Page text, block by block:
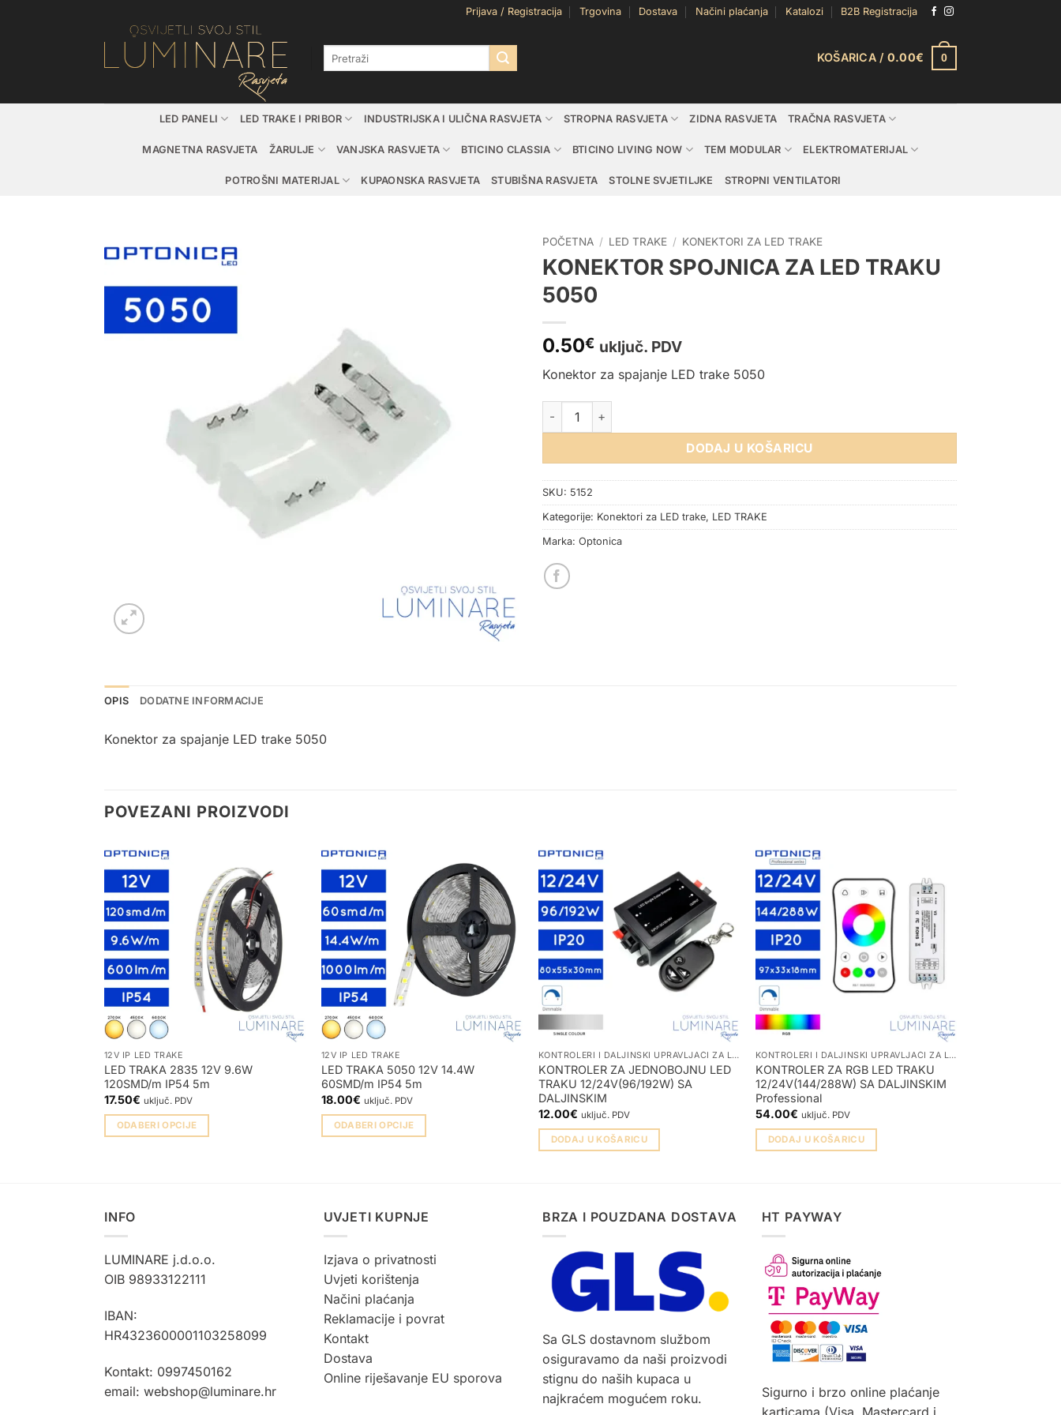
Prijava / Registracija Trgovina Dostava Načini plaćanja Katalozi B2B Registracija
KOŠARICA / 0.00€ 0
LED PANELI LED TRAKE I PRIBOR INDUSTRIJSKA I ULIČNA RASVJETA STROPNA RASVJETA ZIDNA RASVJETA TRAČNA RASVJETA
MAGNETNA RASVJETA ŽARULJE VANJSKA RASVJETA BTICINO CLASSIA BTICINO LIVING NOW TEM MODULAR ELEKTROMATERIJAL
POTROŠNI MATERIJAL KUPAONSKA RASVJETA STUBIŠNA RASVJETA STOLNE SVJETILJKE STROPNI VENTILATORI
POČETNA / LED TRAKE / KONEKTORI ZA LED TRAKE
KONEKTOR SPOJNICA ZA LED TRAKU
5050
0.50€ uključ. PDV
Konektor za spajanje LED trake 5050
KONEKTOR SPOJNICA ZA LED TRAKU 5050 količina
DODAJ U KOŠARICU
SKU: 5152
Kategorije: Konektori za LED trake, LED TRAKE
Marka: Optonica
OPIS DODATNE INFORMACIJE
Konektor za spajanje LED trake 5050
POVEZANI PROIZVODI
12V IP LED TRAKE
LED TRAKA 2835 12V 9.6W
120SMD/m IP54 5m
17.50€ uključ. PDV
ODABERI OPCIJE
varijanti.
Opcije
se
mogu
na
12V IP LED TRAKE
LED TRAKA 5050 12V 14.4W
60SMD/m IP54 5m
18.00€ uključ. PDV
ODABERI OPCIJE
varijanti.
Opcije
se
mogu
odabrati
stranici
proizvoda
KONTROLERI I DALJINSKI UPRAVLJAČI ZA LED TRAKE
KONTROLER ZA JEDNOBOJNU LED
TRAKU 12/24V(96/192W) SA
DALJINSKIM
12.00€ uključ. PDV
DODAJ U KOŠARICU
KONTROLERI I DALJINSKI UPRAVLJAČI ZA LED TRAKE
KONTROLER ZA RGB LED TRAKU
12/24V(144/288W) SA DALJINSKIM
Professional
54.00€ uključ. PDV
DODAJ U KOŠARICU
INFO
LUMINARE j.d.o.o.
OIB 98933122111
IBAN:
HR4323600001103258099
Kontakt: 0997450162
email: webshop@luminare.hr
UVJETI KUPNJE
Izjava o privatnosti
Uvjeti korištenja
Načini plaćanja
Reklamacije i povrat
Kontakt
Dostava
Online riješavanje EU sporova
BRZA I POUZDANA DOSTAVA
Sa GLS dostavnom službom
osiguravamo da naši proizvodi
stignu do naših kupaca u
najkraćem mogućem roku.
HT PAYWAY
Sigurno i brzo online plaćanje
karticama (Visa, Mastercard i